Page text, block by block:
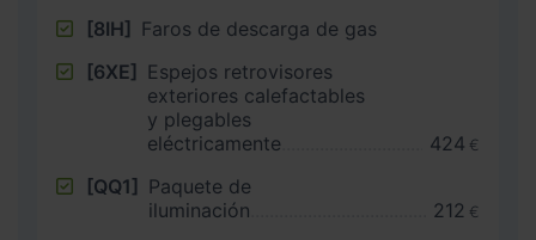
[8IH] Faros de descarga de gas
[6XE] Espejos retrovisores
exteriores calefactables
y plegables
eléctricamente
424 €
[QQ1] Paquete de
iluminación
212 €